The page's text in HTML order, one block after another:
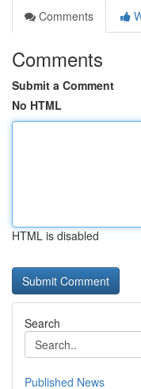
Comments
Comments
Submit a Comment
No HTML
HTML is disabled
Search
Published News